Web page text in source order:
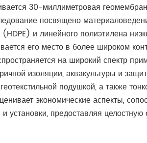
30-миллиметровая
посвящено
и линейного полиэтилена
его место в более широком
на широкий спектр
изоляции, аквакультуры и
подушкой, а также
экономические аспекты,
установки, предоставляя